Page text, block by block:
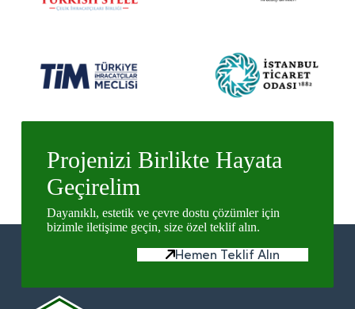
Projenizi Birlikte Hayata
Geçirelim
Dayanıklı, estetik ve çevre dostu çözümler için
bizimle iletişime geçin, size özel teklif alın.
Hemen Teklif Alın